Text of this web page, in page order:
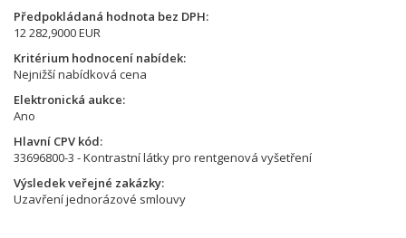
Předpokládaná hodnota bez DPH
12 282,9000 EUR
Kritérium hodnocení nabídek
Nejnižší nabídková cena
Elektronická aukce
Ano
Hlavní CPV kód
33696800-3 - Kontrastní látky pro rentgenová vyšetření
Výsledek veřejné zakázky
Uzavření jednorázové smlouvy